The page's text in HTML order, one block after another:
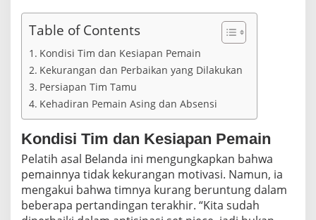
a
g
e
a
n
g
Table of Contents
Kondisi Tim dan Kesiapan Pemain
Kekurangan dan Perbaikan yang Dilakukan
Persiapan Tim Tamu
Kehadiran Pemain Asing dan Absensi
Kondisi Tim dan Kesiapan Pemain
Pelatih asal Belanda ini mengungkapkan bahwa
pemainnya tidak kekurangan motivasi. Namun, ia
mengakui bahwa timnya kurang beruntung dalam
beberapa pertandingan terakhir. “Kita sudah